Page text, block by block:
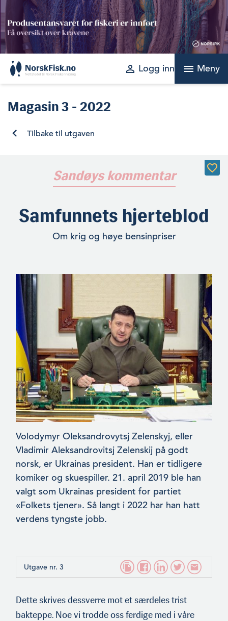
Skip
to
content
perm_identity Logg inn menu Meny
Magasin3 - 2022
Tilbake til utgaven
Sandøys kommentar
Samfunnets hjerteblod
Om krig og høye bensinpriser
Volodymyr Oleksandrovytsj Zelenskyj, eller
Vladimir Aleksandro­vitsj Zelenskij på godt
norsk, er Ukrainas president. Han er tidligere
komiker og skuespiller. 21. april 2019 ble han
valgt som Ukrainas president for partiet
«Folkets tjener». Så langt i 2022 har han hatt
verdens tyngste jobb.
Utgave nr. 3
Dette skrives dessverre mot et særdeles trist
bakteppe. Noe vi trodde oss ferdige med i våre